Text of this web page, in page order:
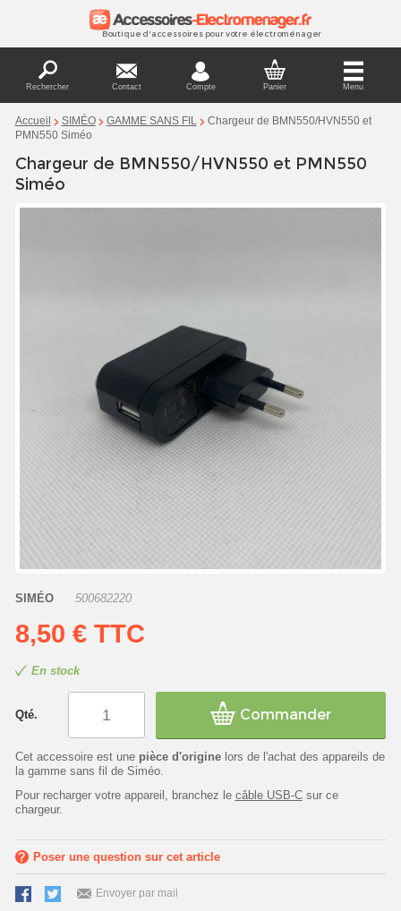
Boutique d'accessoires pour votre électroménager
Rechercher Contact Compte Panier Menu
Accueil SIMÉO GAMME SANS FIL
Chargeur de BMN550/HVN550 et
PMN550 Siméo
Chargeur de BMN550/HVN550 et PMN550
Siméo
SIMÉO 500682220
8,50 € TTC
En stock
Qté. Commander
Cet accessoire est une pièce d'originelors de l'achat des appareils de
la gamme sans fil de Siméo.
Pour recharger votre appareil, branchez le câble USB-Csur ce
chargeur.
Poser une question sur cet article
Envoyer par mail